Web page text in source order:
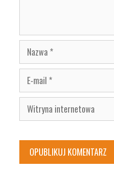
Nazwa
E-
mail
Witryna
internetowa